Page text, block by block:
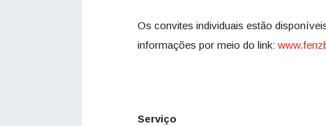
Os convites individuais estão
informações por meio do link:
Serviço